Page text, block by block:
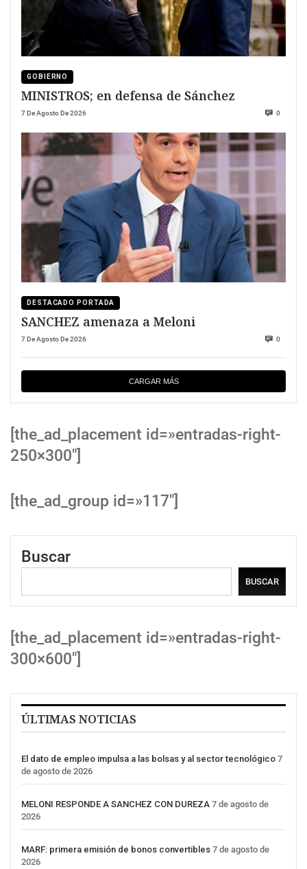
GOBIERNO
MINISTROS; en defensa de Sánchez
7 De Agosto De 2026 0
DESTACADO PORTADA
SANCHEZ amenaza a Meloni
7 De Agosto De 2026 0
CARGAR MÁS
[the_ad_placement id=»entradas-right-
250×300″]
[the_ad_group id=»117″]
Buscar
BUSCAR
[the_ad_placement id=»entradas-right-
300×600″]
ÚLTIMAS NOTICIAS
El dato de empleo impulsa a las bolsas y al sector tecnológico 7
de agosto de 2026
MELONI RESPONDE A SANCHEZ CON DUREZA 7 de agosto de
2026
MARF: primera emisión de bonos convertibles 7 de agosto de
2026